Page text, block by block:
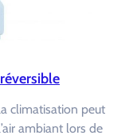
climatisation peut
ambiant lors de